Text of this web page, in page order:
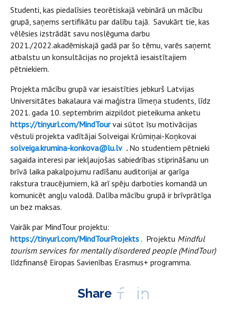
Studenti, kas piedalīsies teorētiskajā vebinārā un mācību
grupā, saņems sertifikātu par dalību tajā. Savukārt tie, kas
vēlēsies izstrādāt savu noslēguma darbu
2021./2022.akadēmiskajā gadā par šo tēmu, varēs saņemt
atbalstu un konsultācijas no projektā iesaistītajiem
pētniekiem.
Projekta mācību grupā var iesaistīties jebkurš Latvijas
Universitātes bakalaura vai maģistra līmeņa students, līdz
2021. gada 10. septembrim aizpildot pieteikuma anketu
https://tinyurl.com/MindTourvai sūtot īsu motivācijas
vēstuli projekta vadītājai Solveigai Krūmiņai-Koņkovai
solveiga.krumina-konkova@lu.lv . No studentiem pētnieki
sagaida interesi par iekļaujošas sabiedrības stiprināšanu un
brīvā laika pakalpojumu radīšanu auditorijai ar garīga
rakstura traucējumiem, kā arī spēju darboties komandā un
komunicēt angļu valodā. Dalība mācību grupā ir brīvprātīga
un bez maksas.
Vairāk par MindTour projektu:
https://tinyurl.com/MindTourProjekts . Projektu Mindful
tourism services for mentally disordered people (MindTour)
līdzfinansē Eiropas Savienības Erasmus+ programma.
Share